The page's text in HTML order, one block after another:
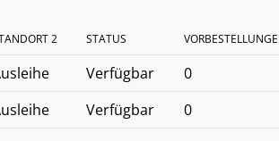
2 STATUS
Verfügbar 0
Verfügbar 0